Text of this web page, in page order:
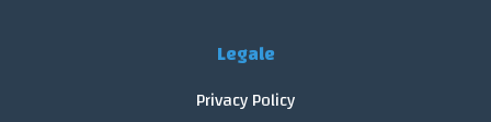
Legale
Privacy Policy